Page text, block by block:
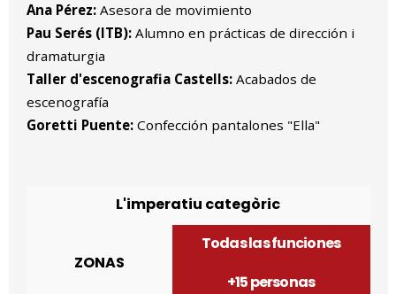
Ana Pérez:Asesora de movimiento
Pau Serés (ITB):Alumno en prácticas de dirección i
dramaturgia
Taller d'escenografia Castells:Acabados de
escenografía
Goretti Puente:Confección pantalones "Ella"
L'imperatiu categòric
ZONAS
Todas las funciones
+15 personas